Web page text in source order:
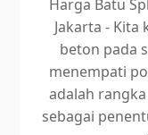
Harga Batu
Jakarta -
beton pada
menempati
adalah
sebagai